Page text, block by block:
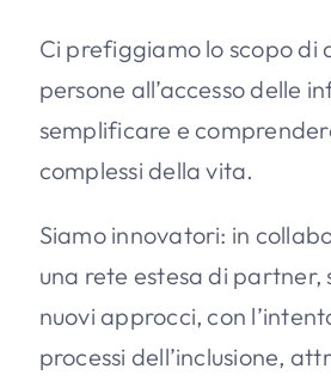
Ci prefiggiamo lo scopo di
persone all’accesso delle
semplificare e
complessi della vita.
Siamo innovatori: in
una rete estesa di
nuovi approcci, con
processi dell’inclusione,